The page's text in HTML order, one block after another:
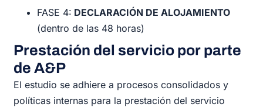
FASE 4: DECLARACIÓN DE ALOJAMIENTO
(dentro de las 48 horas)
Prestación del servicio por parte
de A&P
El estudio se adhiere a procesos consolidados y
políticas internas para la prestación del servicio